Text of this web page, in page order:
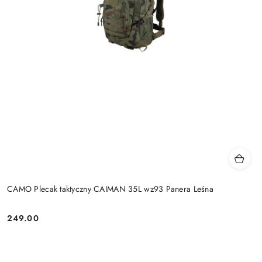
CAMO Plecak taktyczny CAIMAN 35L wz93 Panera Leśna
Cena:
249.00